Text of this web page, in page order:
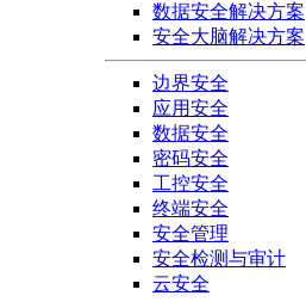
数据安全解决方案
安全大脑解决方案
边界安全
应用安全
数据安全
密码安全
工控安全
终端安全
安全管理
安全检测与审计
云安全